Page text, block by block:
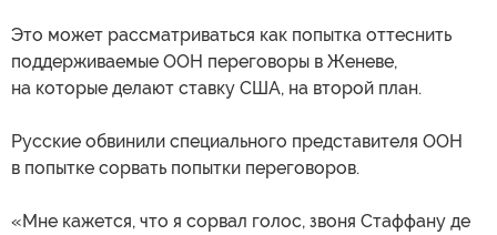
Это может рассматриваться как попытка оттеснить
поддерживаемые ООН переговоры в Женеве,
на которые делают ставку США, на второй план.
Русские обвинили специального представителя ООН
в попытке сорвать попытки переговоров.
«Мне кажется, что я сорвал голос, звоня Стаффану де